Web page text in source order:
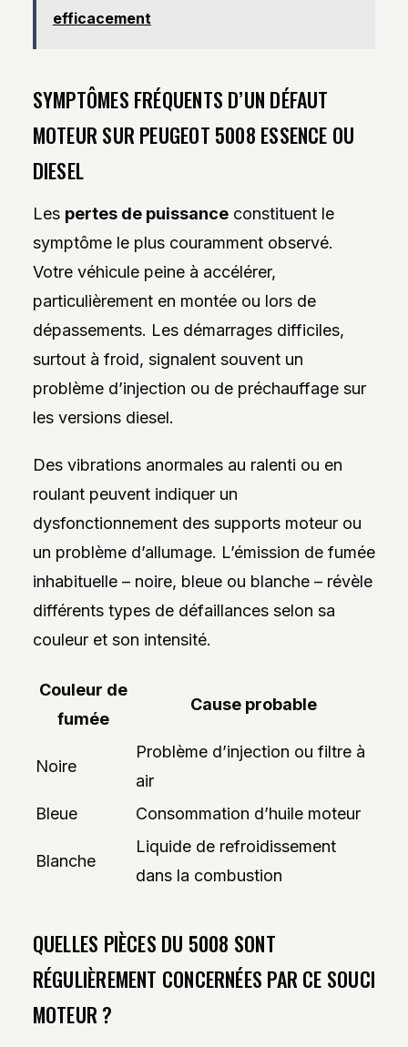
efficacement
SYMPTÔMES FRÉQUENTS D’UN DÉFAUT
MOTEUR SUR PEUGEOT 5008 ESSENCE OU
DIESEL
Les pertes de puissanceconstituent le
symptôme le plus couramment observé.
Votre véhicule peine à accélérer,
particulièrement en montée ou lors de
dépassements. Les démarrages difficiles,
surtout à froid, signalent souvent un
problème d’injection ou de préchauffage sur
les versions diesel.
Des vibrations anormales au ralenti ou en
roulant peuvent indiquer un
dysfonctionnement des supports moteur ou
un problème d’allumage. L’émission de fumée
inhabituelle – noire, bleue ou blanche – révèle
différents types de défaillances selon sa
couleur et son intensité.
Couleur de
fumée
Cause probable
Noire
Problème d’injection ou filtre à
air
Bleue
Consommation d’huile moteur
Blanche
Liquide de refroidissement
dans la combustion
QUELLES PIÈCES DU 5008 SONT
RÉGULIÈREMENT CONCERNÉES PAR CE SOUCI
MOTEUR ?